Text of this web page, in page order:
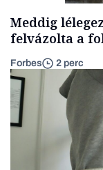
Meddig
felvázolta a
Forbes 2 perc